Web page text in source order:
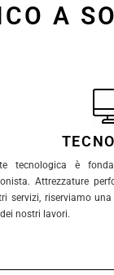
A
tecnologica è
Attrezzature
servizi, riserviamo
nostri lavori.